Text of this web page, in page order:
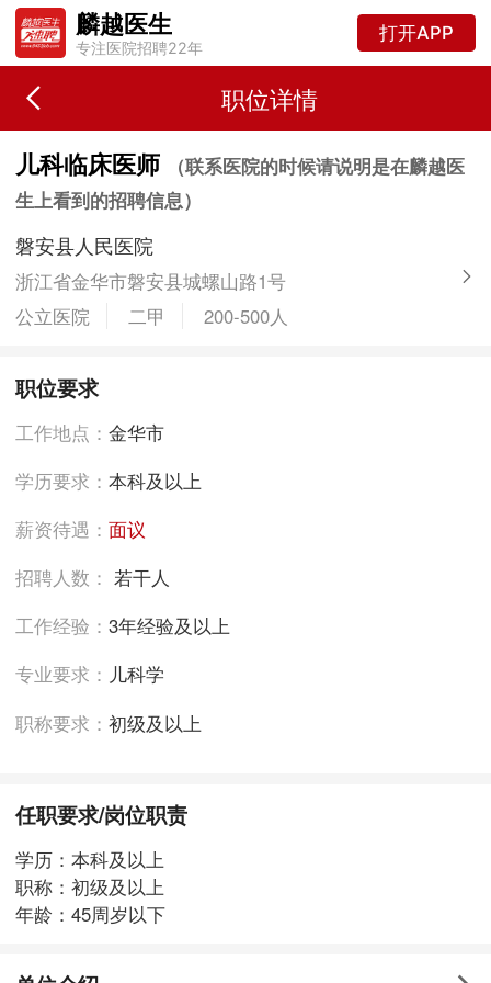
麟越医生
专注医院招聘22年
打开APP
职位详情
儿科临床医师
（联系医院的时候请说明是在麟越医
生上看到的招聘信息）
磐安县人民医院
浙江省金华市磐安县城螺山路1号
公立医院
二甲 200-500人
职位要求
工作地点：金华市
学历要求：本科及以上
薪资待遇：面议
招聘人数：若干人
工作经验：3年经验及以上
专业要求： 儿科学
职称要求：初级及以上
任职要求/岗位职责
学历：本科及以上
职称：初级及以上
年龄：45周岁以下